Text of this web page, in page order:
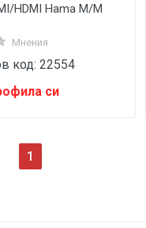
HDMI Hama M/M
Мнения
код: 22554
си
1